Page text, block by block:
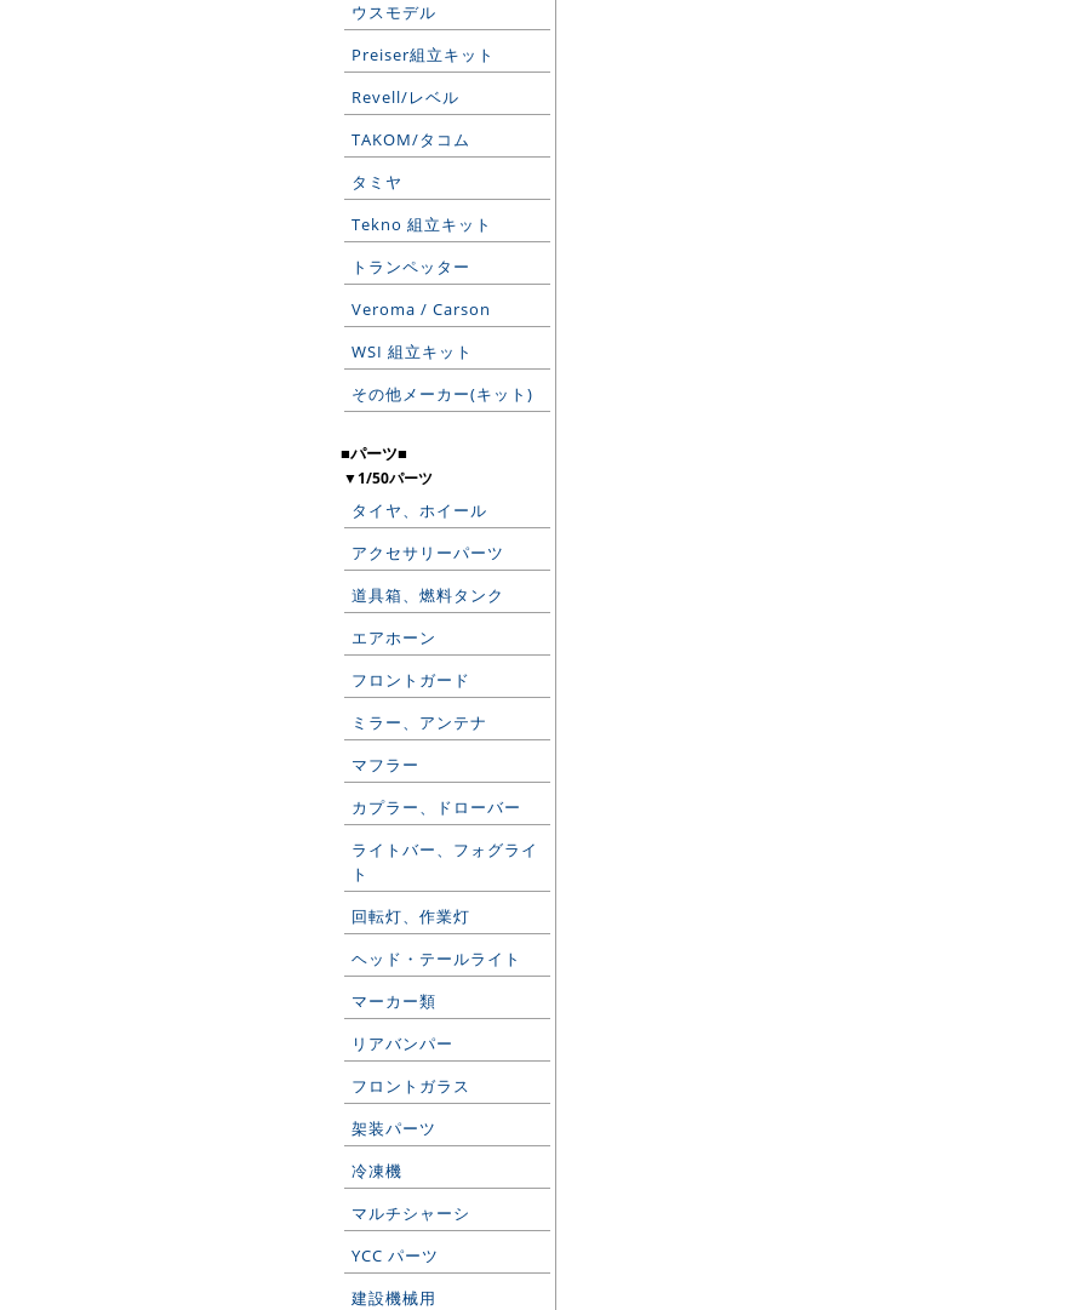
ウスモデル
Preiser組立キット
Revell/レベル
TAKOM/タコム
タミヤ
Tekno 組立キット
トランペッター
Veroma / Carson
WSI 組立キット
その他メーカー(キット)
■パーツ■
▼1/50パーツ
タイヤ、ホイール
アクセサリーパーツ
道具箱、燃料タンク
エアホーン
フロントガード
ミラー、アンテナ
マフラー
カプラー、ドローバー
ライトバー、フォグライ
ト
回転灯、作業灯
ヘッド・テールライト
マーカー類
リアバンパー
フロントガラス
架装パーツ
冷凍機
マルチシャーシ
YCC パーツ
建設機械用